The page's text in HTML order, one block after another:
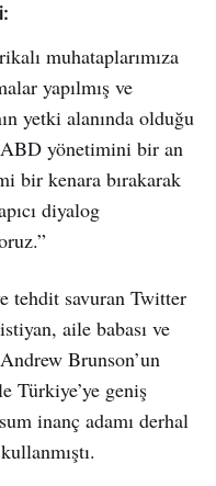
muhataplarımıza
yapılmış ve
yetki alanında olduğu
ABD yönetimini bir an
bir kenara bırakarak
diyalog
tehdit savuran Twitter
aile babası ve
Brunson’un
Türkiye’ye geniş
inanç adamı derhal